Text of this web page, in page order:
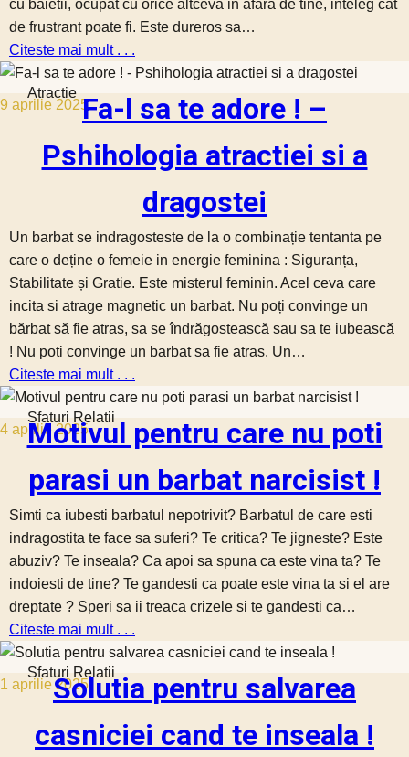
cu baietii, ocupat cu orice altceva in afara de tine, inteleg cat
de frustrant poate fi. Este dureros sa…
Citeste mai mult . . .
9 aprilie 2025
Atractie Fa-l sa te adore ! –
Pshihologia atractiei si a
dragostei
Un barbat se indragosteste de la o combinație tentanta pe
care o deține o femeie in energie feminina : Siguranța,
Stabilitate și Gratie. Este misterul feminin. Acel ceva care
incita si atrage magnetic un barbat. Nu poți convinge un
bărbat să fie atras, sa se îndrăgostească sau sa te iubească
! Nu poti convinge un barbat sa fie atras. Un…
Citeste mai mult . . .
4 aprilie 2025
Sfaturi Relatii
Motivul pentru care nu poti
parasi un barbat narcisist !
Simti ca iubesti barbatul nepotrivit? Barbatul de care esti
indragostita te face sa suferi? Te critica? Te jigneste? Este
abuziv? Te inseala? Ca apoi sa spuna ca este vina ta? Te
indoiesti de tine? Te gandesti ca poate este vina ta si el are
dreptate ? Speri sa ii treaca crizele si te gandesti ca…
Citeste mai mult . . .
1 aprilie 2025
Sfaturi Relatii
Solutia pentru salvarea
casniciei cand te inseala !